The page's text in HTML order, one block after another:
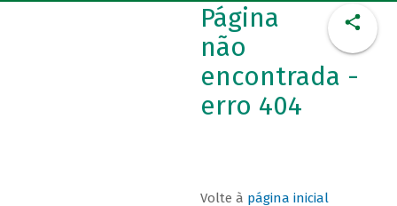
Página
não
encontrada -
erro 404
Volte à página inicial